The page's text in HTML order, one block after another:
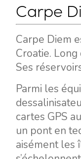
Carpe
Carpe Diem
Croatie.
Ses
Parmi les
cartes GPS
un pont en
aisément les